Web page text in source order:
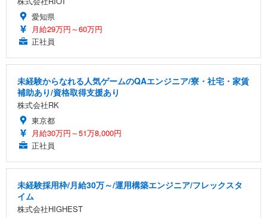
愛知県
月給29万円～60万円
正社員
未経験からなれる人気ゲームのQAエンジニア/寮・社宅・家賃
補助あり/資格取得支援あり
株式会社RK
東京都
月給30万円～51万8,000円
正社員
未経験採用枠/月給30万～/運用構築エンジニア/フレックスタ
イム
株式会社HIGHEST